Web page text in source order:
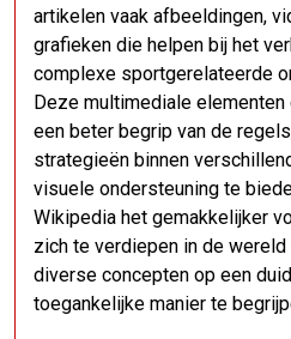
artikelen vaak afbeeldingen,
grafieken die helpen bij het
complexe sportgerelateerde
Deze multimediale elementen
een beter begrip van de
strategieën binnen
visuele ondersteuning te
Wikipedia het gemakkelijker
zich te verdiepen in de
diverse concepten op een
toegankelijke manier te